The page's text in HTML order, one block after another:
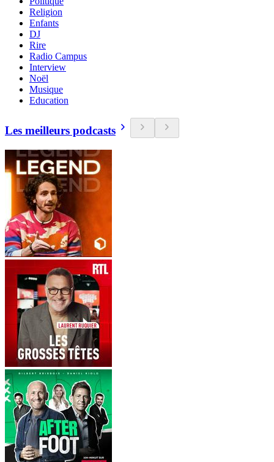
Religion
Enfants
DJ
Rire
Radio Campus
Interview
Noël
Musique
Education
Les meilleurs podcasts